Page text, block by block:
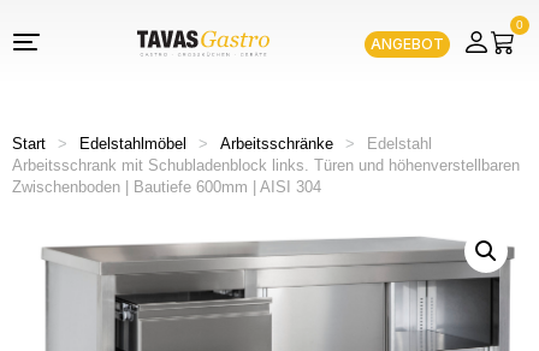
ANGEBOT
0
Start > Edelstahlmöbel > Arbeitsschränke >
Edelstahl
Arbeitsschrank mit Schubladenblock links. Türen und höhenverstellbaren
Zwischenboden | Bautiefe 600mm | AISI 304